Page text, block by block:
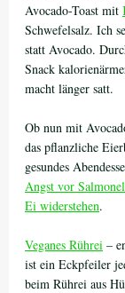
Avocado-Toast mit
Schwefelsalz. Ich
statt Avocado.
Snack
macht länger satt.
Ob nun mit
das pflanzliche
gesundes
Angst vor
Ei widerstehen.
Veganes Rührei –
ist ein Eckpfeiler
beim Rührei aus